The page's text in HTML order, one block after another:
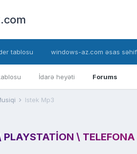
İdarə heyəti Forums
tablosu windows-az.com əsas
Istek Mp3
PLAYSTATION \